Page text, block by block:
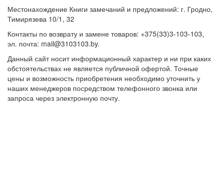
Местонахождение Книги замечаний и предложений: г. Гродно,
Тимирязева 10/1, 32
Контакты по возврату и замене товаров: +375(33)3-103-103,
эл. почта: mail@3103103.by.
Данный сайт носит информационный характер и ни при каких
обстоятельствах не является публичной офертой. Точные
цены и возможность приобретения необходимо уточнить у
наших менеджеров посредством телефонного звонка или
запроса через электронную почту.